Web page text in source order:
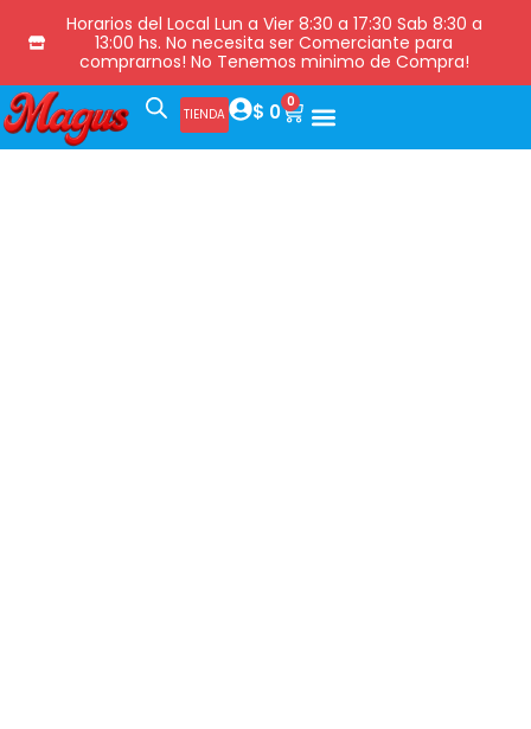
Horarios del Local Lun a Vier 8:30 a 17:30 Sab 8:30 a
13:00 hs. No necesita ser Comerciante para
comprarnos! No Tenemos minimo de Compra!
TIENDA $ 0 0